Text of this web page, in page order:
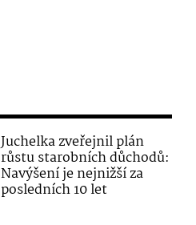
Juchelka zveřejnil plán
růstu starobních důchodů:
Navýšení je nejnižší za
posledních 10 let